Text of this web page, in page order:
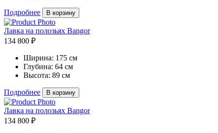
Подробнее В корзину
Лавка на полозьях Bangor
134 800 ₽
Ширина: 175 см
Глубина: 64 см
Высота: 89 см
Подробнее В корзину
Лавка на полозьях Bangor
134 800 ₽